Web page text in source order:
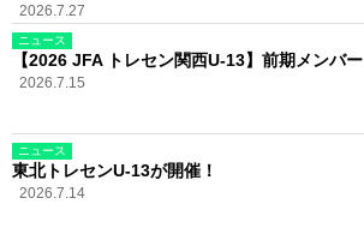
2026.7.27
ニュース
【2026 JFA トレセン関西U-13】前期メンバー
2026.7.15
ニュース
東北トレセンU-13が開催！
2026.7.14